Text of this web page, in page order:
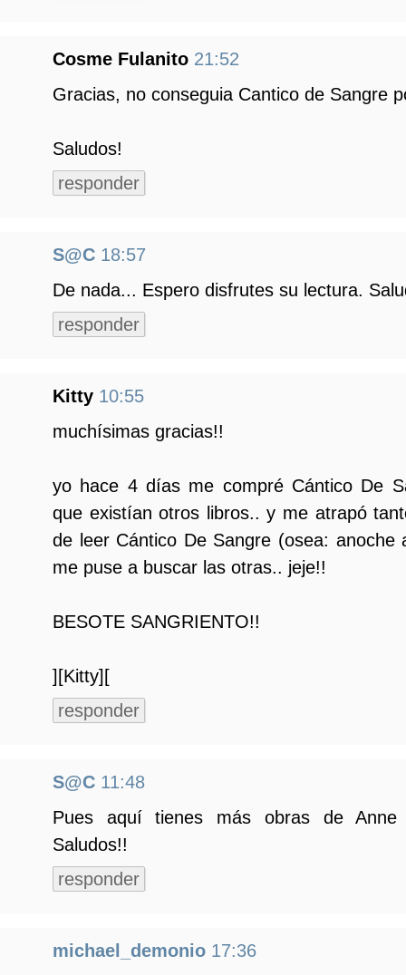
Cosme Fulanito 21:52
Gracias, no conseguia Cantico de Sangre
Saludos!
responder
S@C 18:57
De nada... Espero disfrutes su lectura.
responder
Kitty 10:55
muchísimas gracias!!
yo hace 4 días me compré Cántico De
que existían otros libros.. y me atrapó
de leer Cántico De Sangre (osea:
me puse a buscar las otras.. jeje!!
BESOTE SANGRIENTO!!
][Kitty][
responder
S@C 11:48
Pues aquí tienes más obras de
Saludos!!
responder
michael_demonio 17:36